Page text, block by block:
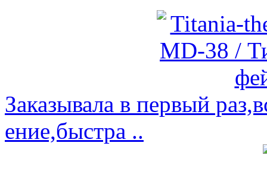
Заказывала в первый
ение,быстра ..